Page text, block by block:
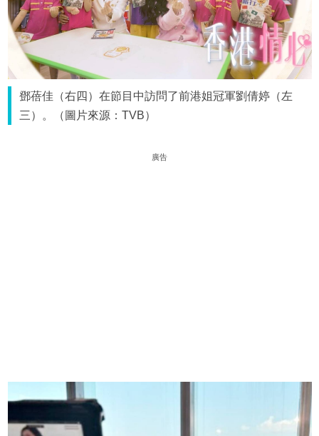
鄧蓓佳（右四）在節目中訪問了前港姐冠軍劉倩婷（左
三）。（圖片來源：TVB）
廣告